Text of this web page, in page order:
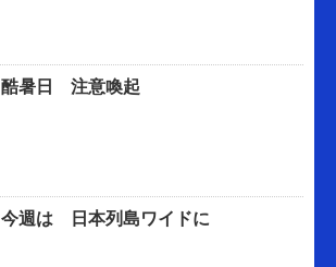
酷暑日 注意喚起
今週は 日本列島ワイドに